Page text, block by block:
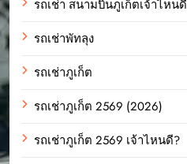
รถเช่า สนามบินภูเก็ตเจ้าไหนดี
รถเช่าพัทลุง
รถเช่าภูเก็ต
รถเช่าภูเก็ต 2569 (2026)
รถเช่าภูเก็ต 2569 เจ้าไหนดี?